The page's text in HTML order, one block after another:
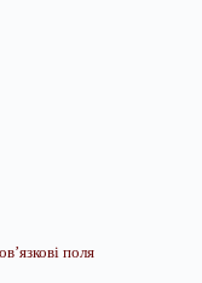
поля